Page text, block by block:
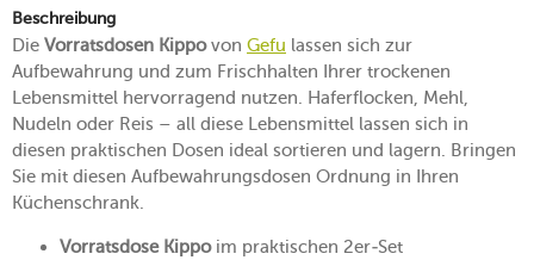
Beschreibung
Die Vorratsdosen Kippovon Gefu lassen sich zur
Aufbewahrung und zum Frischhalten Ihrer trockenen
Lebensmittel hervorragend nutzen. Haferflocken, Mehl,
Nudeln oder Reis – all diese Lebensmittel lassen sich in
diesen praktischen Dosen ideal sortieren und lagern. Bringen
Sie mit diesen Aufbewahrungsdosen Ordnung in Ihren
Küchenschrank.
Vorratsdose Kippoim praktischen 2er-Set